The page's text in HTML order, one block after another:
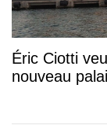
Éric Ciotti
nouveau